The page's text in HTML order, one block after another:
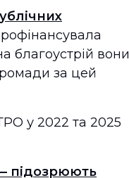
благоустрій вони
за цей
у 2022 та 2025
підозрюють